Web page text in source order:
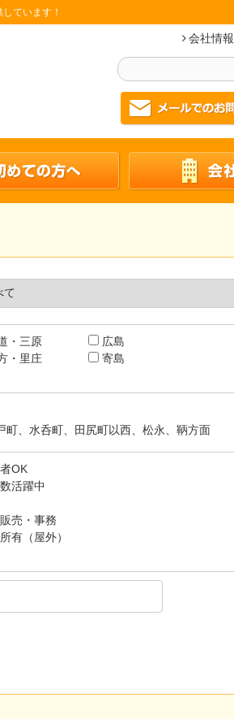
ています！
会社情報
・三原
広島
・里庄
寄島
、水呑町、田尻町以西、松永、鞆方面
OK
活躍中
売・事務
有（屋外）